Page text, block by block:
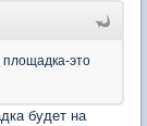
площадка-это
будет на